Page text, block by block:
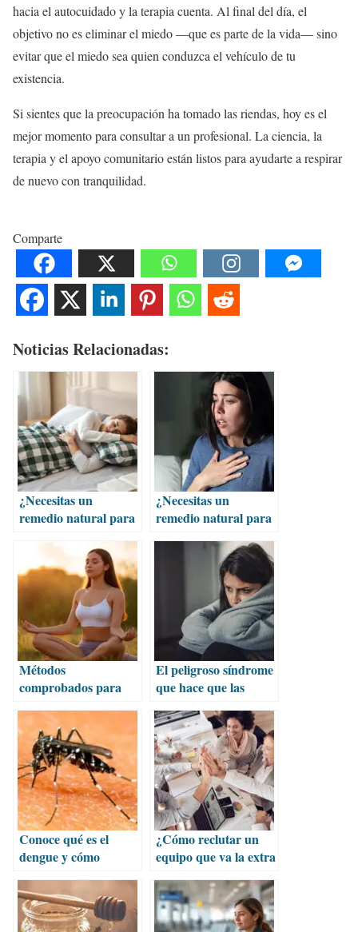
hacia el autocuidado y la terapia cuenta. Al final del día, el
objetivo no es eliminar el miedo —que es parte de la vida— sino
evitar que el miedo sea quien conduzca el vehículo de tu
existencia.
Si sientes que la preocupación ha tomado las riendas, hoy es el
mejor momento para consultar a un profesional. La ciencia, la
terapia y el apoyo comunitario están listos para ayudarte a respirar
de nuevo con tranquilidad.
Comparte
Noticias Relacionadas:
¿Necesitas un
remedio natural para
¿Necesitas un
remedio natural para
Métodos
comprobados para
El peligroso síndrome
que hace que las
digan que sí
Conoce qué es el
dengue y cómo
riesgos
¿Cómo reclutar un
equipo que va la extra